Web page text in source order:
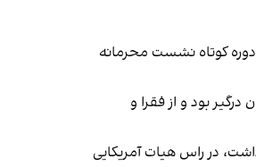
پیش به مقام کاردینال رسید، ۱۸ اردیبهشت و پس از یک دوره کوتاه نشست محرمانه
درگیر بود و از فقرا و
در راس هیات آمریکایی